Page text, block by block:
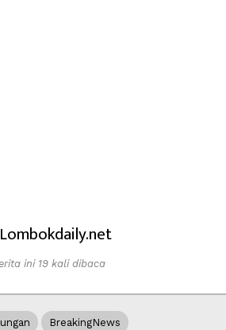
Lombokdaily.net
ini 19 kali dibaca
BreakingNews